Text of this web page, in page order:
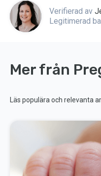
Verifierad av
Legitimerad
Mer från
Läs populära och relevanta